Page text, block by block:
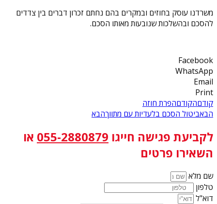
משרדנו עוסק בחוזים ובמקרים בהם נחתם זכרון דברים בין צדדים
להסכם ובהשלכות שנובעות מאותו הסכם.
Facebook
WhatsApp
Email
Print
קודםהקודםהפרת חוזה
הבאביטול הסכם בלעדיות עם מתווךהבא
לקביעת פגישה חייגו 055-2880879 או
השאירו פרטים
שם מלא
טלפון
דוא"ל